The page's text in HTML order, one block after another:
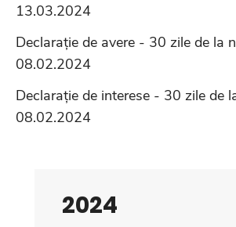
13.03.2024
Declarație de avere - 30 zile de la
08.02.2024
Declarație de interese - 30 zile de
08.02.2024
2024